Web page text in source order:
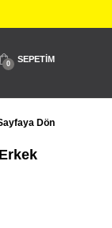
SEPETIM
0
Dön